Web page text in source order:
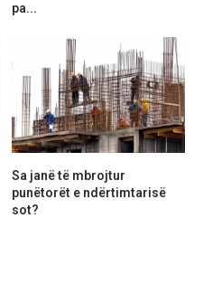
pa...
Sa janë të mbrojtur
punëtorët e ndërtimtarisë
sot?